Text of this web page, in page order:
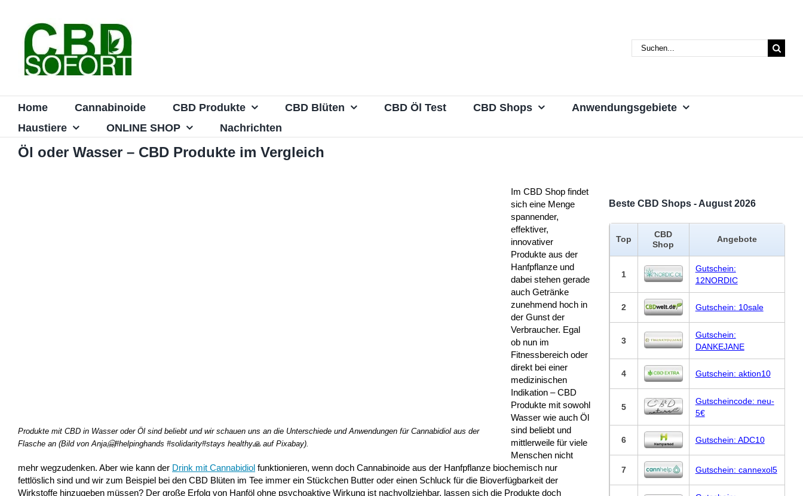
springen
Suche
nach:
Home Cannabinoide CBD Produkte CBD Blüten CBD Öl Test CBD Shops
Anwendungsgebiete
Haustiere
ONLINE SHOP Nachrichten
Öl oder Wasser – CBD Produkte im Vergleich
Produkte mit CBD in Wasser oder Öl sind beliebt und wir schauen uns an die Unterschiede und Anwendungen für Cannabidiol aus der
Flasche an (Bild von Anja🤗#helpinghands #solidarity#stays healthy🙏 auf Pixabay).
Im CBD Shop findet
sich eine Menge
spannender,
effektiver,
innovativer
Produkte aus der
Hanfpflanze und
dabei stehen gerade
auch Getränke
zunehmend hoch in
der Gunst der
Verbraucher. Egal
ob nun im
Fitnessbereich oder
direkt bei einer
medizinischen
Indikation – CBD
Produkte mit sowohl
Wasser wie auch Öl
sind beliebt und
mittlerweile für viele
Menschen nicht
mehr wegzudenken. Aber wie kann der Drink mit Cannabidiol funktionieren, wenn doch Cannabinoide aus der Hanfpflanze biochemisch nur
fettlöslich sind und wir zum Beispiel bei den CBD Blüten im Tee immer ein Stückchen Butter oder einen Schluck für die Bioverfügbarkeit der
Wirkstoffe hinzugeben müssen? Der große Erfolg von Hanföl ohne psychoaktive Wirkung ist nachvollziehbar, lassen sich die Produkte doch
Beste CBD Shops - August 2026
Top
CBD
Shop
Angebote
1
Gutschein:
12NORDIC
2 Gutschein: 10sale
3
Gutschein:
DANKEJANE
4 Gutschein: aktion10
5
Gutscheincode: neu-
5€
6 Gutschein: ADC10
7 Gutschein: cannexol5